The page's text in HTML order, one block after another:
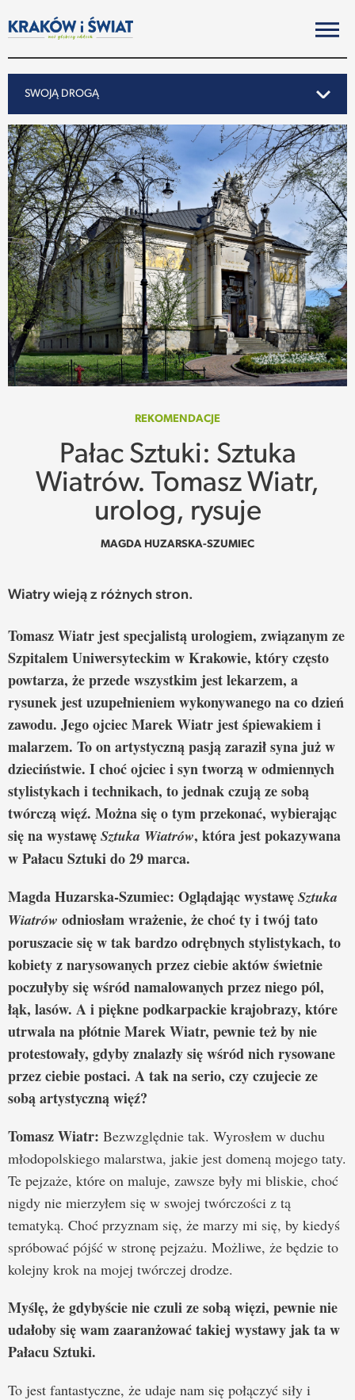
SWOJĄ DROGĄ
SWOJĄ DROGĄ
REPORTAŻ
NOTY ZE ŚWIATA
PO KRAKOSKU
MIASTO
SUBIEKTYWNIE
SPOTKANIE
REKOMENDACJE
PODCAST
REKOMENDACJE
Pałac Sztuki: Sztuka
Wiatrów. Tomasz Wiatr,
urolog, rysuje
MAGDA HUZARSKA-SZUMIEC
Wiatry wieją z różnych stron.
Tomasz Wiatr jest specjalistą urologiem, związanym ze
Szpitalem Uniwersyteckim w Krakowie, który często
powtarza, że przede wszystkim jest lekarzem, a
rysunek jest uzupełnieniem wykonywanego na co dzień
zawodu. Jego ojciec Marek Wiatr jest śpiewakiem i
malarzem. To on artystyczną pasją zaraził syna już w
dzieciństwie. I choć ojciec i syn tworzą w odmiennych
stylistykach i technikach, to jednak czują ze sobą
twórczą więź. Można się o tym przekonać, wybierając
się na wystawę Sztuka Wiatrów, która jest pokazywana
w Pałacu Sztuki do 29 marca.
Magda Huzarska-Szumiec: Oglądając wystawę Sztuka
Wiatrów odniosłam wrażenie, że choć ty i twój tato
poruszacie się w tak bardzo odrębnych stylistykach, to
kobiety z narysowanych przez ciebie aktów świetnie
poczułyby się wśród namalowanych przez niego pól,
łąk, lasów. A i piękne podkarpackie krajobrazy, które
utrwala na płótnie Marek Wiatr, pewnie też by nie
protestowały, gdyby znalazły się wśród nich rysowane
przez ciebie postaci. A tak na serio, czy czujecie ze
sobą artystyczną więź?
Tomasz Wiatr: Bezwzględnie tak. Wyrosłem w duchu
młodopolskiego malarstwa, jakie jest domeną mojego taty.
Te pejzaże, które on maluje, zawsze były mi bliskie, choć
nigdy nie mierzyłem się w swojej twórczości z tą
tematyką. Choć przyznam się, że marzy mi się, by kiedyś
spróbować pójść w stronę pejzażu. Możliwe, że będzie to
kolejny krok na mojej twórczej drodze.
Myślę, że gdybyście nie czuli ze sobą więzi, pewnie nie
udałoby się wam zaaranżować takiej wystawy jak ta w
Pałacu Sztuki.
To jest fantastyczne, że udaje nam się połączyć siły i